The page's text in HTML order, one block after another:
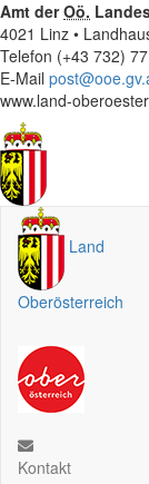
Amt derOö.
4021 Linz •
Telefon (+43 732)
E-Mail
www.land-
Land
Oberösterreich
Kontakt